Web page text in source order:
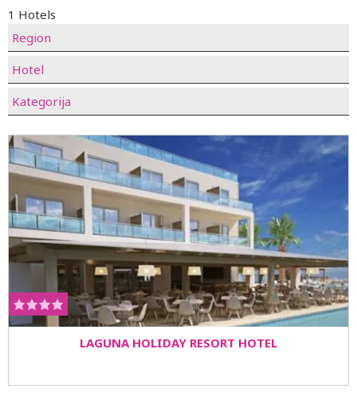
1 Hotels
Region
Hotel
Kategorija
LAGUNA HOLIDAY RESORT HOTEL